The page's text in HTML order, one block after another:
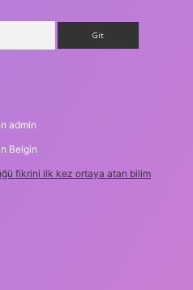
admin
Belgin
fikrini ilk kez ortaya atan bilim